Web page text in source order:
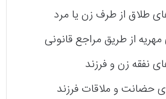
طلاق از طرف زن یا مرد
از طریق مراجع قانونی
نفقه زن و فرزند
حضانت و ملاقات فرزند